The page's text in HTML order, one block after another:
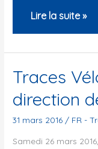
Traces
pascales
2016
Lire la suite »
Traces
direction
31 mars 2016 / FR -
Samedi 26 mars